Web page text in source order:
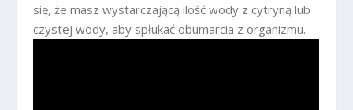
się, że masz wystarczającą ilość wody z cytryną lub
czystej wody, aby spłukać obumarcia z organizmu.